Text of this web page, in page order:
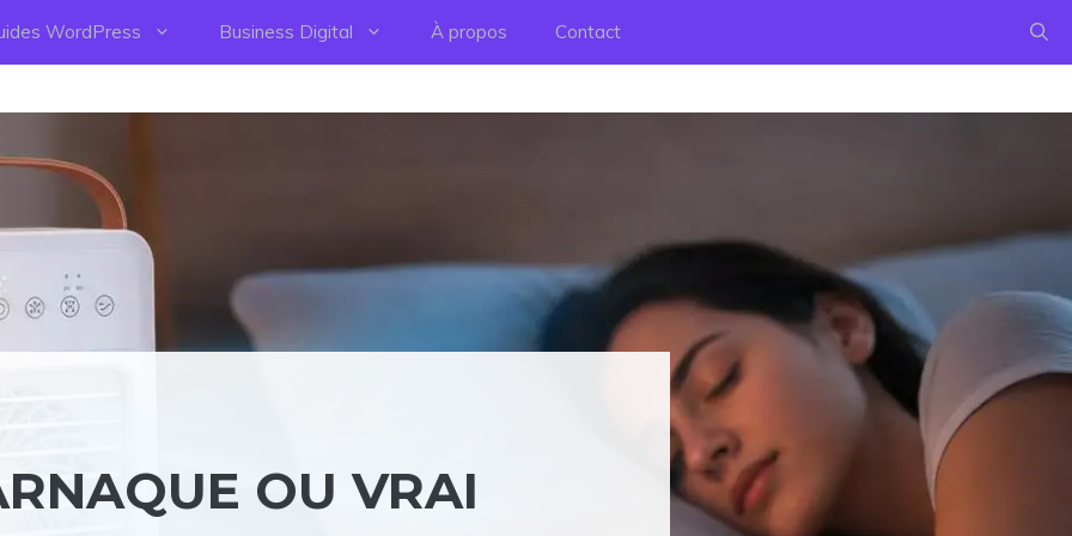
WordPress Business Digital À propos Contact
OU VRAI